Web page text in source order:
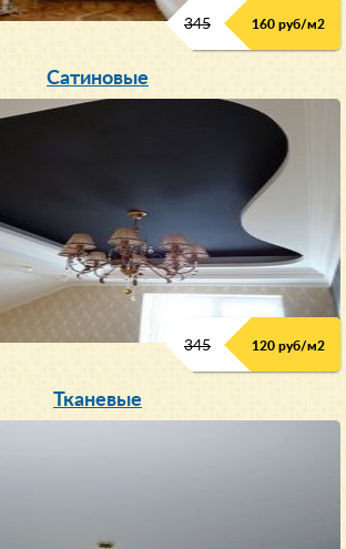
345 160 руб/м2
Сатиновые
345 120 руб/м2
Тканевые